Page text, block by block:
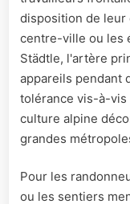
disposition de leur
centre-ville ou les
Städtle, l'artère
appareils pendant
tolérance vis-à-
culture alpine
grandes
Pour les
ou les sentiers